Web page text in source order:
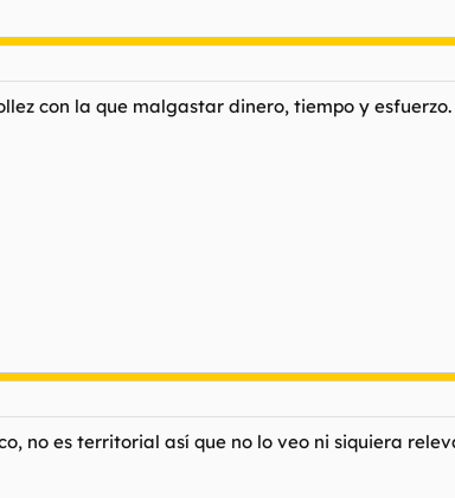
con la que malgastar dinero, tiempo y esfuerzo.
no es territorial así que no lo veo ni siquiera